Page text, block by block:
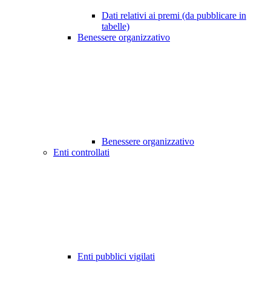
Dati relativi ai premi (da pubblicare in
tabelle)
Benessere organizzativo
Benessere organizzativo
Enti controllati
Enti pubblici vigilati